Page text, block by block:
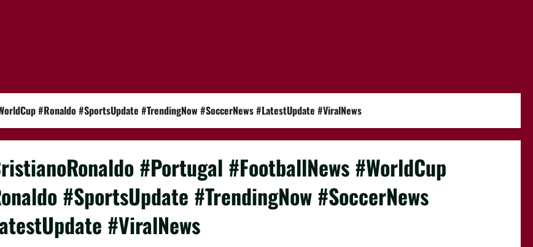
#Ronaldo #SportsUpdate #TrendingNow #SoccerNews #LatestUpdate #ViralNews
#Portugal #FootballNews #WorldCup
#SportsUpdate #TrendingNow #SoccerNews
#ViralNews